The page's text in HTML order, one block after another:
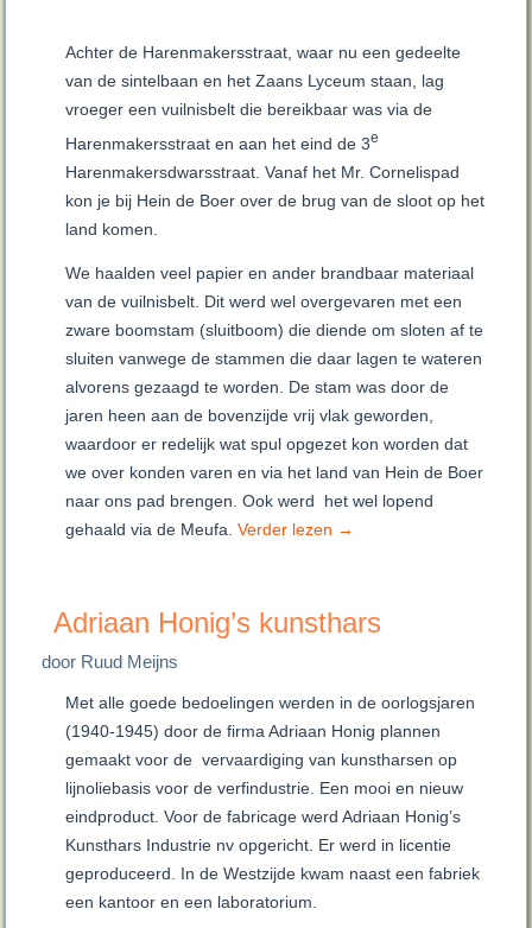
Achter de Harenmakersstraat, waar nu een gedeelte
van de sintelbaan en het Zaans Lyceum staan, lag
vroeger een vuilnisbelt die bereikbaar was via de
Harenmakersstraat en aan het eind de 3e
Harenmakersdwarsstraat. Vanaf het Mr. Cornelispad
kon je bij Hein de Boer over de brug van de sloot op het
land komen.
We haalden veel papier en ander brandbaar materiaal
van de vuilnisbelt. Dit werd wel overgevaren met een
zware boomstam (sluitboom) die diende om sloten af te
sluiten vanwege de stammen die daar lagen te wateren
alvorens gezaagd te worden. De stam was door de
jaren heen aan de bovenzijde vrij vlak geworden,
waardoor er redelijk wat spul opgezet kon worden dat
we over konden varen en via het land van Hein de Boer
naar ons pad brengen. Ook werd het wel lopend
gehaald via de Meufa.Verder lezen →
Adriaan Honig’s kunsthars
door Ruud Meijns
Met alle goede bedoelingen werden in de oorlogsjaren
(1940-1945) door de firma Adriaan Honig plannen
gemaakt voor de vervaardiging van kunstharsen op
lijnoliebasis voor de verfindustrie. Een mooi en nieuw
eindproduct. Voor de fabricage werd Adriaan Honig’s
Kunsthars Industrie nv opgericht. Er werd in licentie
geproduceerd. In de Westzijde kwam naast een fabriek
een kantoor en een laboratorium.